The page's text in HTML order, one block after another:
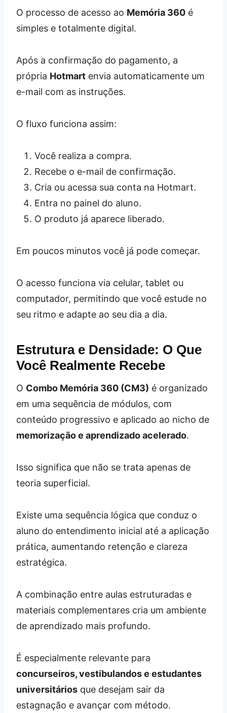
O processo de acesso ao Memória 360 é
simples e totalmente digital.
Após a confirmação do pagamento, a
própria Hotmart envia automaticamente um
e-mail com as instruções.
O fluxo funciona assim:
Você realiza a compra.
Recebe o e-mail de confirmação.
Cria ou acessa sua conta na Hotmart.
Entra no painel do aluno.
O produto já aparece liberado.
Em poucos minutos você já pode começar.
O acesso funciona via celular, tablet ou
computador, permitindo que você estude no
seu ritmo e adapte ao seu dia a dia.
Estrutura e Densidade: O Que
Você Realmente Recebe
O Combo Memória 360 (CM3) é organizado
em uma sequência de módulos, com
conteúdo progressivo e aplicado ao nicho de
memorização e aprendizado acelerado.
Isso significa que não se trata apenas de
teoria superficial.
Existe uma sequência lógica que conduz o
aluno do entendimento inicial até a aplicação
prática, aumentando retenção e clareza
estratégica.
A combinação entre aulas estruturadas e
materiais complementares cria um ambiente
de aprendizado mais profundo.
É especialmente relevante para
concurseiros, vestibulandos e estudantes
universitários que desejam sair da
estagnação e avançar com método.